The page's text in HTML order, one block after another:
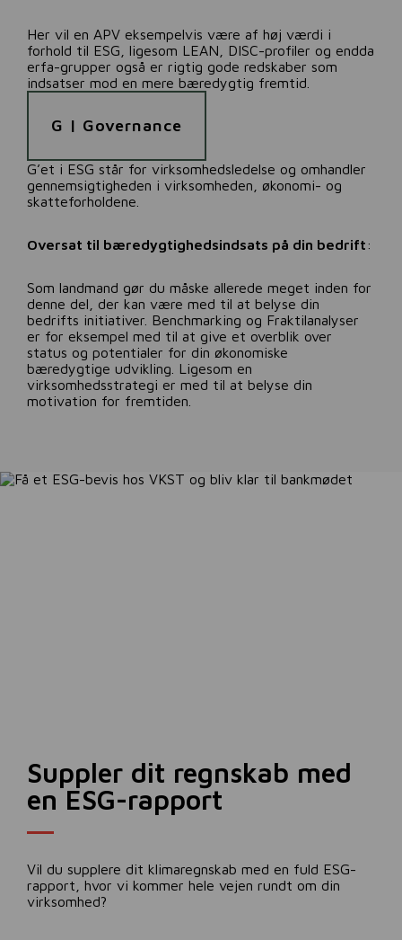
Her vil en APV eksempelvis være af høj værdi i
forhold til ESG, ligesom LEAN, DISC-profiler og endda
erfa-grupper også er rigtig gode redskaber som
indsatser mod en mere bæredygtig fremtid.
G | Governance
G’et i ESG står for virksomhedsledelse og omhandler
gennemsigtigheden i virksomheden, økonomi- og
skatteforholdene.
Oversat til bæredygtighedsindsats på din bedrift :
Som landmand gør du måske allerede meget inden for
denne del, der kan være med til at belyse din
bedrifts initiativer. Benchmarking og Fraktilanalyser
er for eksempel med til at give et overblik over
status og potentialer for din økonomiske
bæredygtige udvikling. Ligesom en
virksomhedsstrategi er med til at belyse din
motivation for fremtiden.
Suppler dit regnskab med
en ESG-rapport
Vil du supplere dit klimaregnskab med en fuld ESG-
rapport, hvor vi kommer hele vejen rundt om din
virksomhed?